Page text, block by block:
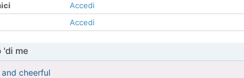
Accedi
Accedi
'di me
cheerful